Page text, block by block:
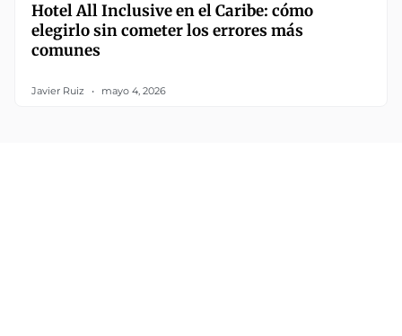
Hotel All Inclusive en el Caribe: cómo
elegirlo sin cometer los errores más
comunes
Javier Ruiz mayo 4, 2026